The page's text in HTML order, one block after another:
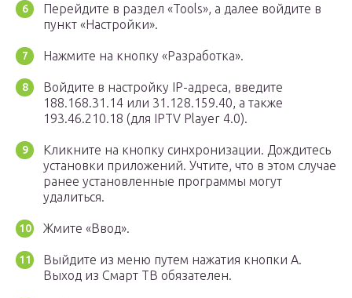
Перейдите в раздел «Tools», а далее войдите в
пункт «Настройки».
Нажмите на кнопку «Разработка».
Войдите в настройку IP-адреса, введите
188.168.31.14 или 31.128.159.40, а также
193.46.210.18 (для IPTV Player 4.0).
Кликните на кнопку синхронизации. Дождитесь
установки приложений. Учтите, что в этом случае
ранее установленные программы могут
удалиться.
Жмите «Ввод».
Выйдите из меню путем нажатия кнопки А.
Выход из Смарт ТВ обязателен.